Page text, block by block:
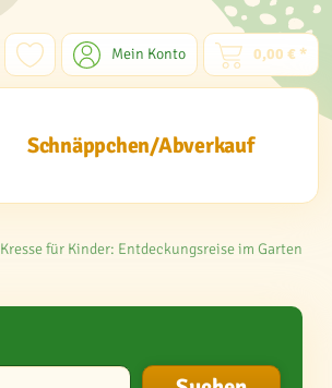
Mein Konto 0,00 € *
Schnäppchen/Abverkauf
Kresse für Kinder: Entdeckungsreise im Garten